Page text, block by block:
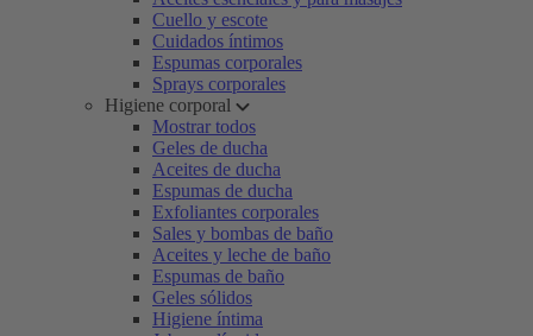
Cuello y escote
Cuidados íntimos
Espumas corporales
Sprays corporales
Higiene corporal
Mostrar todos
Geles de ducha
Aceites de ducha
Espumas de ducha
Exfoliantes corporales
Sales y bombas de baño
Aceites y leche de baño
Espumas de baño
Geles sólidos
Higiene íntima